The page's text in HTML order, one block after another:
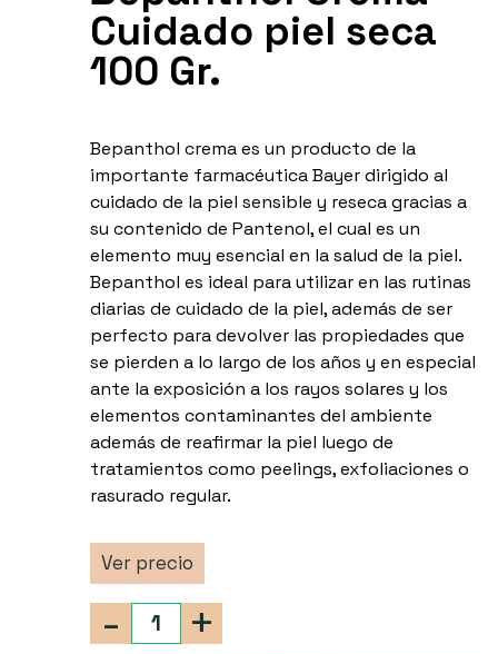
Cuidado piel seca
100 Gr.
Bepanthol crema es un producto de la
importante farmacéutica Bayer dirigido al
cuidado de la piel sensible y reseca gracias a
su contenido de Pantenol, el cual es un
elemento muy esencial en la salud de la piel.
Bepanthol es ideal para utilizar en las rutinas
diarias de cuidado de la piel, además de ser
perfecto para devolver las propiedades que
se pierden a lo largo de los años y en especial
ante la exposición a los rayos solares y los
elementos contaminantes del ambiente
además de reafirmar la piel luego de
tratamientos como peelings, exfoliaciones o
rasurado regular.
Ver precio
+
-